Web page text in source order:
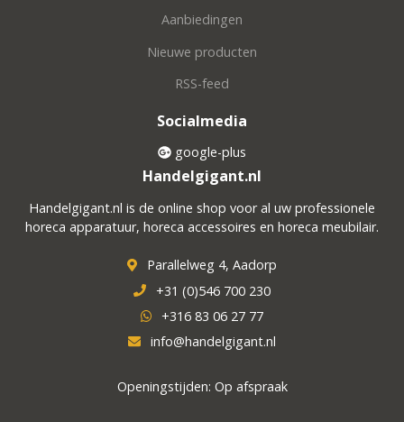
Aanbiedingen
Nieuwe producten
RSS-feed
Socialmedia
google-plus
Handelgigant.nl
Handelgigant.nl is de online shop voor al uw professionele
horeca apparatuur, horeca accessoires en horeca meubilair.
Parallelweg 4, Aadorp
+31 (0)546 700 230
+316 83 06 27 77
info@handelgigant.nl
Openingstijden: Op afspraak